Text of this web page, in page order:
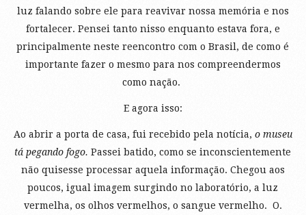
luz falando sobre ele para reavivar nossa memória e nos
fortalecer. Pensei tanto nisso enquanto estava fora, e
principalmente neste reencontro com o Brasil, de como é
importante fazer o mesmo para nos compreendermos
como nação.
E agora isso:
Ao abrir a porta de casa, fui recebido pela notícia, o museu
tá pegando fogo. Passei batido, como se inconscientemente
não quisesse processar aquela informação. Chegou aos
poucos, igual imagem surgindo no laboratório, a luz
vermelha, os olhos vermelhos, o sangue vermelho. O.